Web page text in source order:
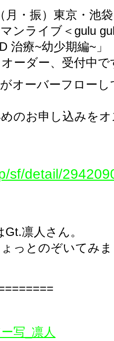
月・振）東京・池
ンライブ＜gulu
治療~幼少期編~」
ーダー、受付中で
オーバーフロー
のお申し込みを
sf/detail/
凛人さん。
っとのぞいてみ